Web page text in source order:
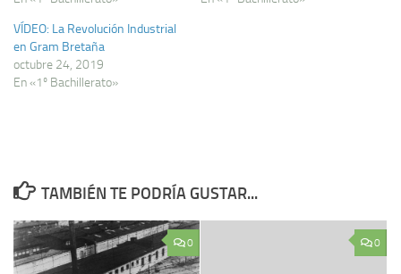
VÍDEO: La Revolución Industrial
en Gram Bretaña
octubre 24, 2019
En «1º Bachillerato»
TAMBIÉN TE PODRÍA GUSTAR...
0 0